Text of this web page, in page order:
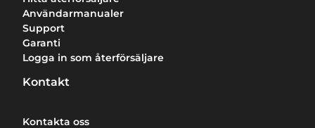
Användarmanualer
Support
Garanti
Logga in som återförsäljare
Kontakt
Kontakta oss